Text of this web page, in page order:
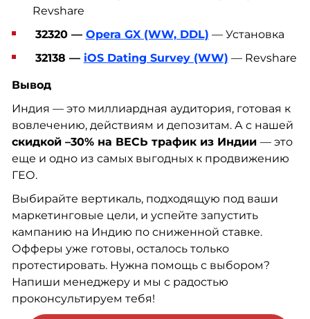
Revshare
32320 — Opera GX (WW, DDL) — Установка
32138 — iOS Dating Survey (WW) — Revshare
Вывод
Индия — это миллиардная аудитория, готовая к
вовлечению, действиям и депозитам. А с нашей
скидкой –30% на ВЕСЬ трафик из Индии — это
еще и одно из самых выгодных к продвижению
ГЕО.
Выбирайте вертикаль, подходящую под ваши
маркетинговые цели, и успейте запустить
кампанию на Индию по сниженной ставке.
Офферы уже готовы, осталось только
протестировать. Нужна помощь с выбором?
Напиши менеджеру и мы с радостью
проконсультируем тебя!